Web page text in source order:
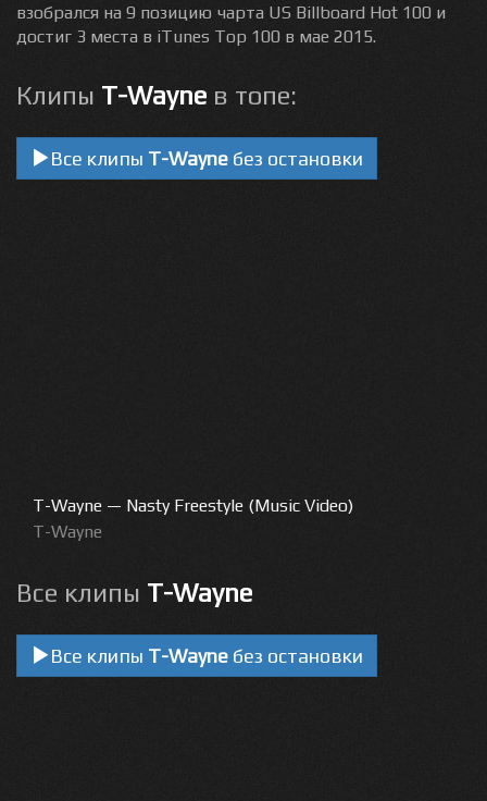
взобрался на 9 позицию чарта US Billboard Hot 100 и
достиг 3 места в iTunes Top 100 в мае 2015.
Клипы T-Wayne в топе:
Все клипы T-Wayne без остановки
T-Wayne — Nasty Freestyle (Music Video)
T-Wayne
Все клипы T-Wayne
Все клипы T-Wayne без остановки